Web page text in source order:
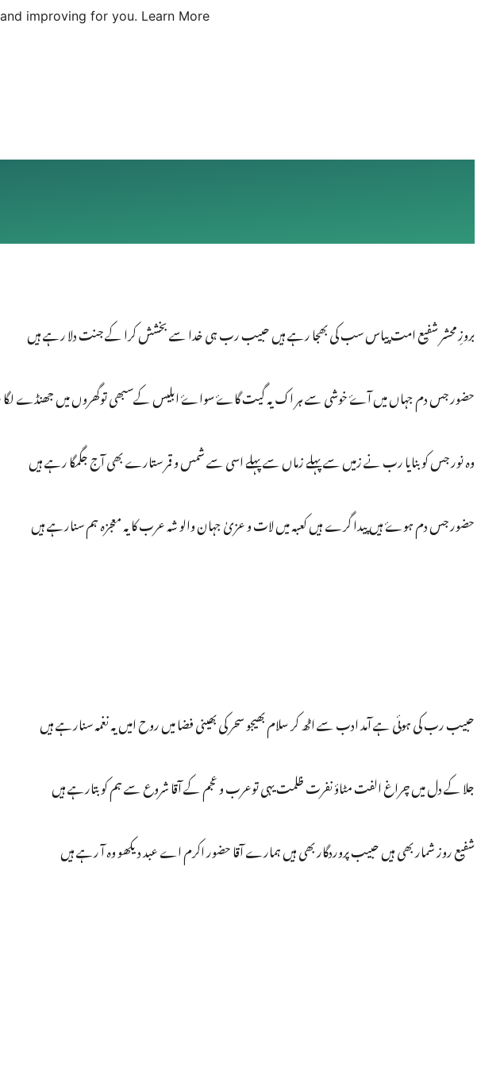
improving for you. Learn More
بروزِ محشر شفیع امت پیاس سب کی بھجا رہے ہیں حبیب رب ہی خدا سے بخشش کرا کے جنت دلا رہے ہیں
حضور جس دم جہاں میں آۓ خوشی سے ہر اک یہ گیت گاۓ سواۓ ابلیس کےسبھی توگھروں میں جھنڈے
وہ نور جس کو بنایا رب نے زمیں سے پہلے زماں سے پہلے اسی سے شمس و قمر ستارے بھی آج جگمگا رہے ہیں
حضور جس دم ہوۓ ہیں پیدا گرے ہیں کعبہ میں لات و عزیٰ جہان والو شہ عرب کا یہ معجزہ ہم سنارہے ہیں
حبیب رب کی ہوئی ہے آمد ادب سے اٹھ کر سلام بھیجو سحر کی بھینی فضا میں روح امیں یہ نغمہ سنارہے ہیں
جلا کے دل میں چراغ الفت مٹاؤ نفرت ظلمت یہی توعرب و عجم کے آقا شروع سے ہم کو بتارہے ہیں
شفیع روز شمار بھی ہیں حبیب پروردگار بھی ہیں ہمارے آقا حضور اکرم اے عبد دیکھو وہ آ رہے ہیں